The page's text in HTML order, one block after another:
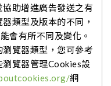
助增進廣告發送之有
類型及版本的不同，
會有所不同及變化。
覽器類型，您可參考
覽器管理Cookies設
網